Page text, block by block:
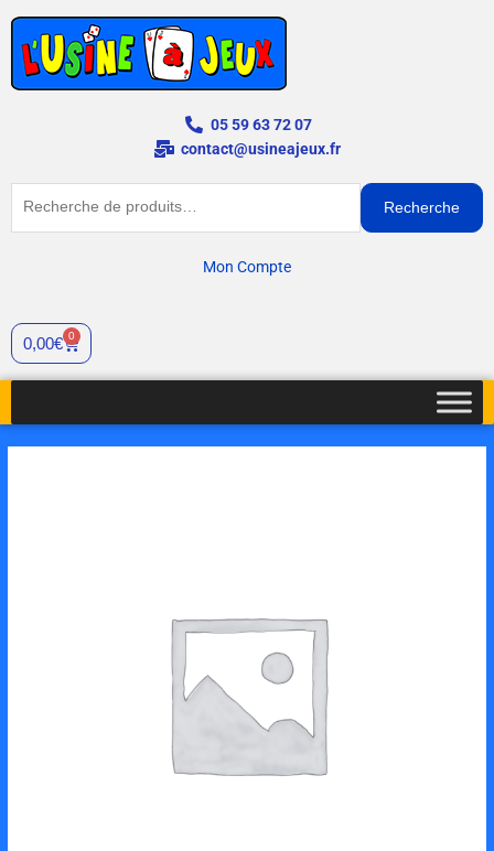
contenu
05 59 63 72 07
contact@usineajeux.fr
Recherche
Mon Compte
0,00€ 0
Cart